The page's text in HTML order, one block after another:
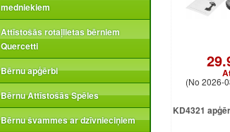
medniekiem
Attīstošās rotaļlietas bērniem
Quercetti
Bērnu apģērbi
Bērnu Attīstošās Spēles
Bērnu švammes ar dzīvnieciņiem
(No 2026-
KD4321